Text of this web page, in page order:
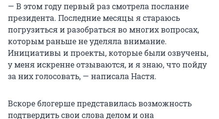
— В этом году первый раз смотрела послание
президента. Последние месяцы я стараюсь
погрузиться и разобраться во многих вопросах,
которым раньше не уделяла внимание.
Инициативы и проекты, которые были озвучены,
у меня искренне отзываются, и я знаю, что пойду
за них голосовать, — написала Настя.
Вскоре блогерше представилась возможность
подтвердить свои слова делом и она